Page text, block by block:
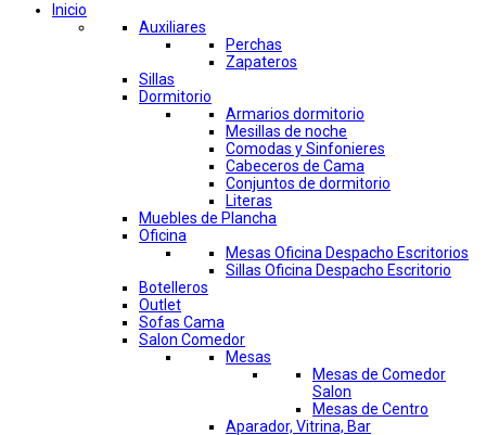
Inicio
Auxiliares
Perchas
Zapateros
Sillas
Dormitorio
Armarios dormitorio
Mesillas de noche
Comodas y Sinfonieres
Cabeceros de Cama
Conjuntos de dormitorio
Literas
Muebles de Plancha
Oficina
Mesas Oficina Despacho Escritorios
Sillas Oficina Despacho Escritorio
Botelleros
Outlet
Sofas Cama
Salon Comedor
Mesas
Mesas de Comedor
Salon
Mesas de Centro
Aparador, Vitrina, Bar